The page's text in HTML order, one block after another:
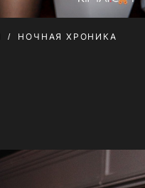
НОЧНАЯ ХРОНИКА